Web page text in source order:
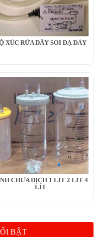
XÚC RỬA DÂY SOI DẠ DÀY
CHỨA DỊCH 1 LÍT 2 LÍT 4
LÍT
BẬT